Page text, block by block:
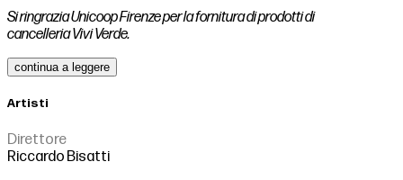
Si ringrazia Unicoop Firenze per la fornitura di prodotti di
cancelleria Vivi Verde.
continua a leggere
Artisti
Direttore
Riccardo Bisatti